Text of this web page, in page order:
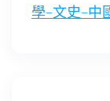
學–文史–中